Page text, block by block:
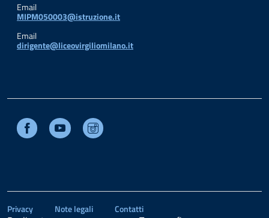
Email
MIPM050003@istruzione.it
Email
dirigente@liceovirgiliomilano.it
Facebook Youtube
Privacy Note legali Contatti